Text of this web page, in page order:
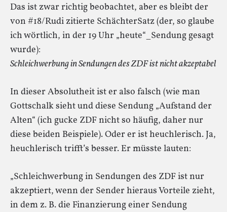
Das ist zwar richtig beobachtet, aber es bleibt der
von #18/Rudi zitierte SchächterSatz (der, so glaube
ich wörtlich, in der 19 Uhr „heute“_Sendung gesagt
wurde):
Schleichwerbung in Sendungen des ZDF ist nicht akzeptabel
In dieser Absolutheit ist er also falsch (wie man
Gottschalk sieht und diese Sendung „Aufstand der
Alten“ (ich gucke ZDF nicht so häufig, daher nur
diese beiden Beispiele). Oder er ist heuchlerisch. Ja,
heuchlerisch trifft’s besser. Er müsste lauten:
„Schleichwerbung in Sendungen des ZDF ist nur
akzeptiert, wenn der Sender hieraus Vorteile zieht,
in dem z. B. die Finanzierung einer Sendung